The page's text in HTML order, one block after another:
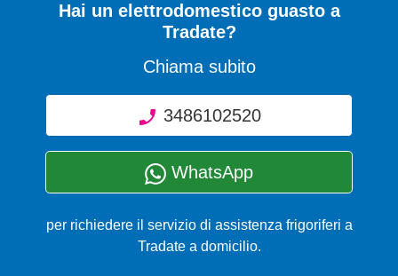
Hai un elettrodomestico guasto a
Tradate?
Chiama subito
3486102520
WhatsApp
per richiedere il servizio di assistenza frigoriferi a
Tradate a domicilio.